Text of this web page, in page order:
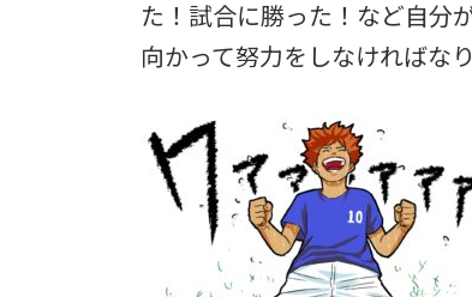
た！試合に勝った！など自分
向かって努力をしなければな